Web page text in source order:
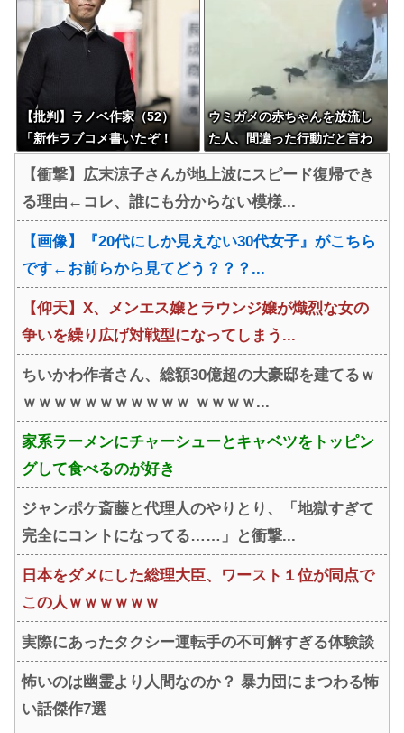
【批判】ラノベ作家（52）
「新作ラブコメ書いたぞ！
メ（笑）恥ずかしくない
の？」←やめたれｗと話題に
ウミガメの赤ちゃんを放流し
た人、間違った行動だと言わ
【衝撃】広末涼子さんが地上波にスピード復帰でき
る理由←コレ、誰にも分からない模様...
【画像】『20代にしか見えない30代女子』がこちら
です←お前らから見てどう？？？...
【仰天】X、メンエス嬢とラウンジ嬢が熾烈な女の
争いを繰り広げ対戦型になってしまう...
ちいかわ作者さん、総額30億超の大豪邸を建てるｗ
ｗｗｗｗｗｗｗｗｗｗｗ ｗｗｗｗ...
家系ラーメンにチャーシューとキャベツをトッピン
グして食べるのが好き
ジャンポケ斎藤と代理人のやりとり、「地獄すぎて
完全にコントになってる……」と衝撃...
日本をダメにした総理大臣、ワースト１位が同点で
この人ｗｗｗｗｗｗ
実際にあったタクシー運転手の不可解すぎる体験談
怖いのは幽霊より人間なのか？ 暴力団にまつわる怖
い話傑作7選